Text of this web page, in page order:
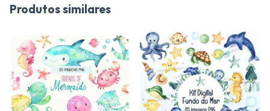
Produtos similares